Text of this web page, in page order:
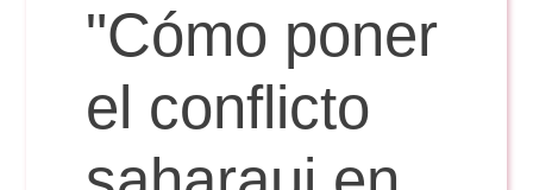
Periodismo
Publicidad y RR.PP
Exámenes Grado
PeriodismoSecretaría Virtual
"Cómo poner
el conflicto